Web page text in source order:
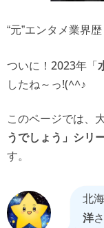
“元”エンタメ業界
ついに！2023年「
したね～っ!(^^♪
このページでは、
うでしょう」シリ
す。
北
洋